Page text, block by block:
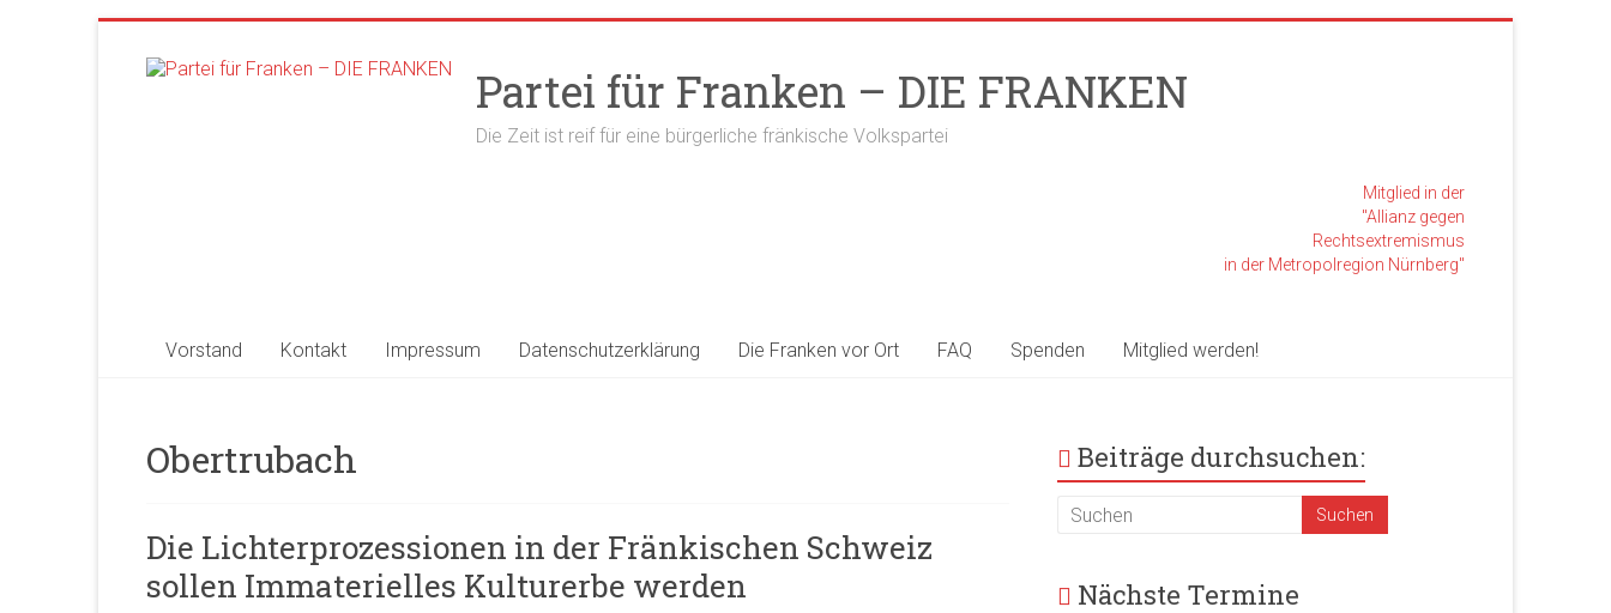
springen
Partei für Franken – DIE FRANKEN
Die Zeit ist reif für eine bürgerliche fränkische Volkspartei
Mitglied in der
"Allianz gegen
Rechtsextremismus
in der Metropolregion Nürnberg"
Vorstand Kontakt Impressum Datenschutzerklärung Die Franken vor Ort FAQ Spenden Mitglied werden!
Obertrubach
Die Lichterprozessionen in der Fränkischen Schweiz
sollen Immaterielles Kulturerbe werden
Beiträge durchsuchen:
Nächste Termine